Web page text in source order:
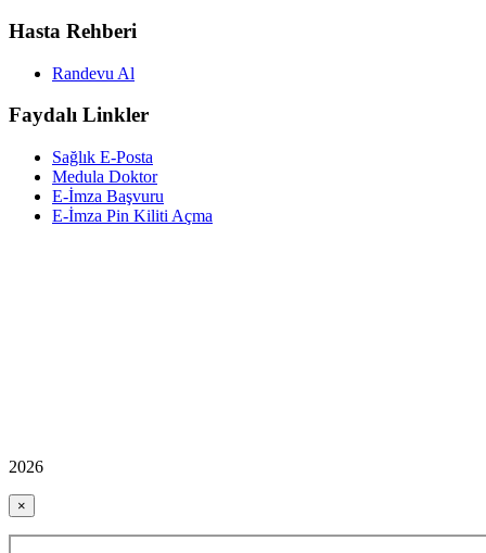
Hasta Rehberi
Randevu Al
Faydalı Linkler
Sağlık E-Posta
Medula Doktor
E-İmza Başvuru
E-İmza Pin Kiliti Açma
2026
×